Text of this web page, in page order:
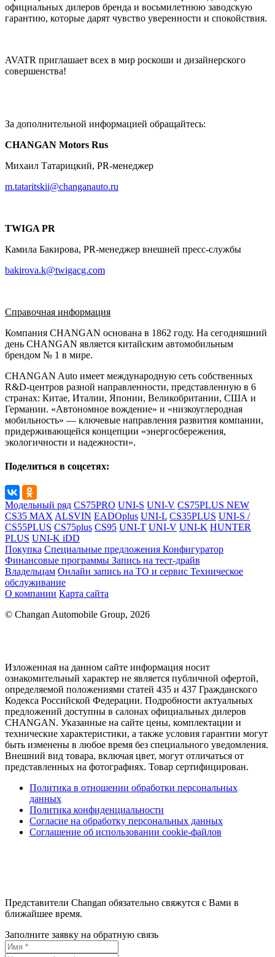
официальных дилеров бренда и восьмилетнюю заводскую
гарантию, которые дарят чувство уверенности и спокойствия.
AVATR приглашает всех в мир роскоши и дизайнерского
совершенства!
За дополнительной информацией обращайтесь:
CHANGAN Motors Rus
Михаил Татарицкий, PR-менеджер
m.tataritskii@changanauto.ru
TWIGA PR
Камила Бакирова, PR-менеджер внешней пресс-службы
bakirova.k@twigacg.com
Справочная информация
Компания CHANGAN основана в 1862 году. На сегодняшний
день CHANGAN является китайским автомобильным
брендом № 1 в мире.
CHANGAN Auto имеет международную сеть собственных
R&D-центров разной направленности, представленную в 6
странах: Китае, Италии, Японии, Великобритании, США и
Германии. «Автономное вождение» и «низкоуглеродная
мобильность» — ключевые направления развития компании,
придерживающейся концепции «энергосбережения,
экологичности и надежности».
Поделиться в соцсетях:
Модельный ряд CS75PRO UNI-S UNI-V CS75PLUS NEW
CS35 MAX ALSVIN EADOplus UNI-L CS35PLUS UNI-S /
CS55PLUS CS75plus CS95 UNI-T UNI-V UNI-K HUNTER
PLUS UNI-K iDD
Покупка Специальные предложения Конфигуратор
Финансовые программы Запись на тест-драйв
Владельцам Онлайн запись на ТО и сервис Техническое
обслуживание
О компании Карта сайта
© Changan Automobile Group, 2026
Изложенная на данном сайте информация носит
ознакомительный характер не является публичной офертой,
определяемой положениями статей 435 и 437 Гражданского
Кодекса Российской Федерации. Подробности актуальных
предложений доступны в салонах официальных дилеров
CHANGAN. Указанные на сайте цены, комплектации и
технические характеристики, а также условия гарантии могут
быть изменены в любое время без специального уведомления.
Внешний вид товара, включая цвет, могут отличаться от
представленных на фотографиях. Товар сертифицирован.
Политика в отношении обработки персональных
данных
Политика конфиденциальности
Согласие на обработку персональных данных
Соглашение об использовании cookie-файлов
Представители Changan обязательно свяжутся с Вами в
ближайшее время.
Заполните заявку на обратную связь